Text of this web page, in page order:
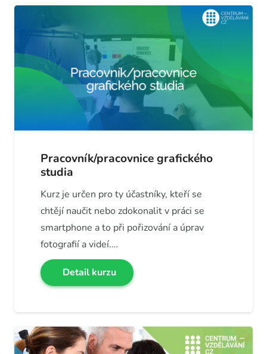
Pracovník/pracovnice grafického
studia
Kurz je určen pro ty účastníky, kteří se
chtějí naučit nebo zdokonalit v práci se
smartphone a to při pořizování a úprav
fotografií a videí.…
Detail kurzu